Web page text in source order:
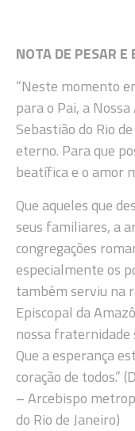
NOTA DE PESAR E
“Neste momento
para o Pai, a
Sebastião do Rio
eterno. Para que
beatífica e o amor
Que aqueles que
seus familiares, a
congregações
especialmente os
também serviu na
Episcopal da
nossa fraternidade
Que a esperança
coração de todos.”
– Arcebispo
do Rio de Janeiro)